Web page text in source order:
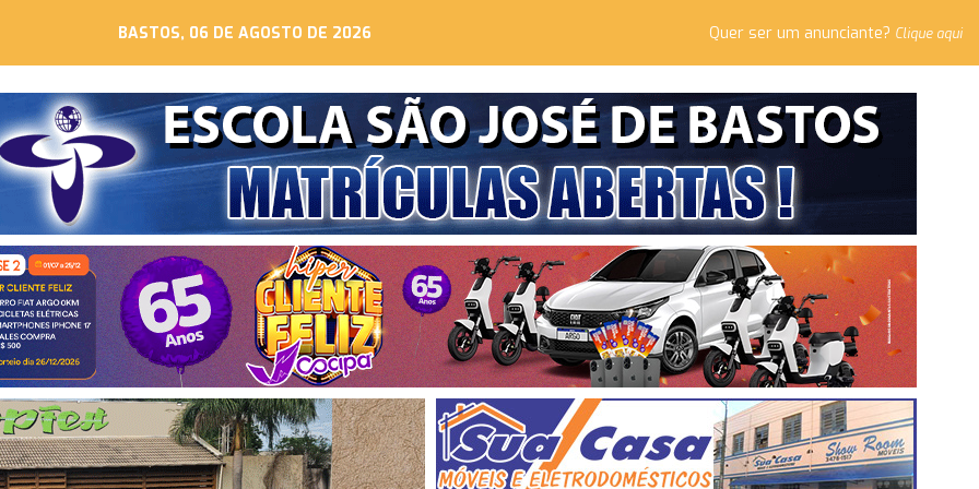
BASTOS, 06 DE AGOSTO DE 2026 Quer ser um anunciante? Clique aqui